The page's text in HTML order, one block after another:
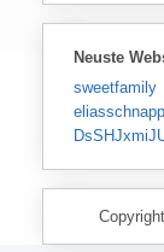
Neuste
sweetfamily
eliasschnapp